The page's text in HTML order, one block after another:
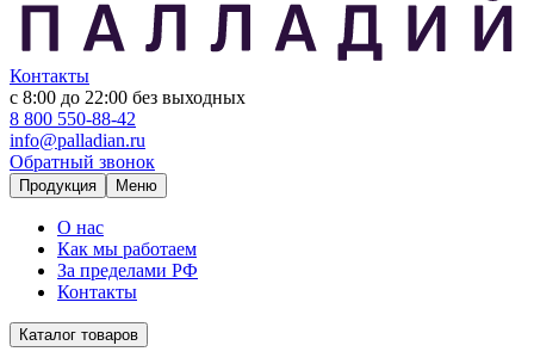
Контакты
с 8:00 до 22:00 без выходных
8 800 550-88-42
info@palladian.ru
Обратный звонок
Продукция Меню
О нас
Как мы работаем
За пределами РФ
Контакты
Каталог товаров